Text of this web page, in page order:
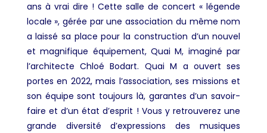
ans à vrai dire ! Cette salle de concert « légende
locale », gérée par une association du même nom
a laissé sa place pour la construction d’un nouvel
et magnifique équipement, Quai M, imaginé par
l’architecte Chloé Bodart. Quai M a ouvert ses
portes en 2022, mais l’association, ses missions et
son équipe sont toujours là, garantes d’un savoir-
faire et d’un état d’esprit ! Vous y retrouverez une
grande diversité d’expressions des musiques